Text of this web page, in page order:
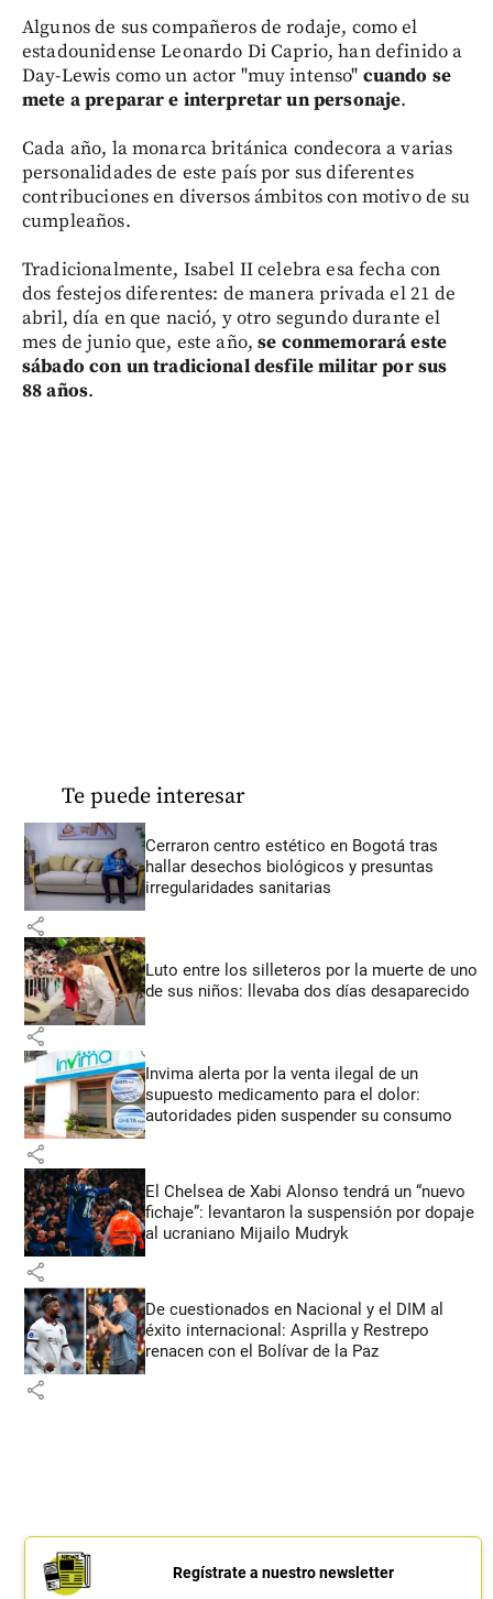
Algunos de sus compañeros de rodaje, como el
estadounidense Leonardo Di Caprio, han definido a
Day-Lewis como un actor "muy intenso" cuando se
mete a preparar e interpretar un personaje.
Cada año, la monarca británica condecora a varias
personalidades de este país por sus diferentes
contribuciones en diversos ámbitos con motivo de su
cumpleaños.
Tradicionalmente, Isabel II celebra esa fecha con
dos festejos diferentes: de manera privada el 21 de
abril, día en que nació, y otro segundo durante el
mes de junio que, este año,se conmemorará este
sábado con un tradicional desfile militar por sus
88 años.
Te puede interesar
Cerraron centro estético en Bogotá tras
hallar desechos biológicos y presuntas
irregularidades sanitarias
share
Luto entre los silleteros por la muerte de uno
de sus niños: llevaba dos días desaparecido
share
Invima alerta por la venta ilegal de un
supuesto medicamento para el dolor:
autoridades piden suspender su consumo
share
El Chelsea de Xabi Alonso tendrá un “nuevo
fichaje”: levantaron la suspensión por dopaje
al ucraniano Mijailo Mudryk
share
De cuestionados en Nacional y el DIM al
éxito internacional: Asprilla y Restrepo
renacen con el Bolívar de la Paz
share
Regístrate a nuestro newsletter